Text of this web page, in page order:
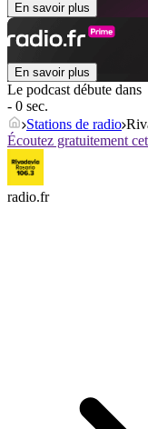
En savoir plus
En savoir plus
Le podcast débute dans
- 0 sec.
Stations de radio
Écoutez gratuitement
radio.fr